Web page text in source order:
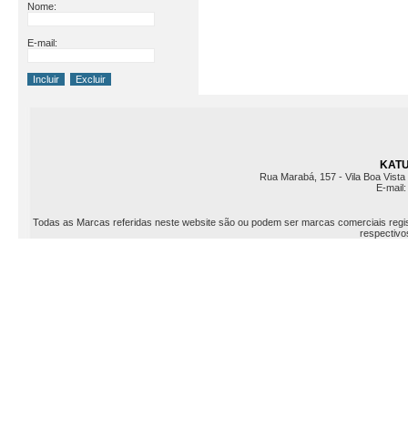
Nome:
E-mail:
Rua Marabá, 157 - Vila Boa
E-mail:
Todas as Marcas referidas neste website são ou podem ser marcas comerciais